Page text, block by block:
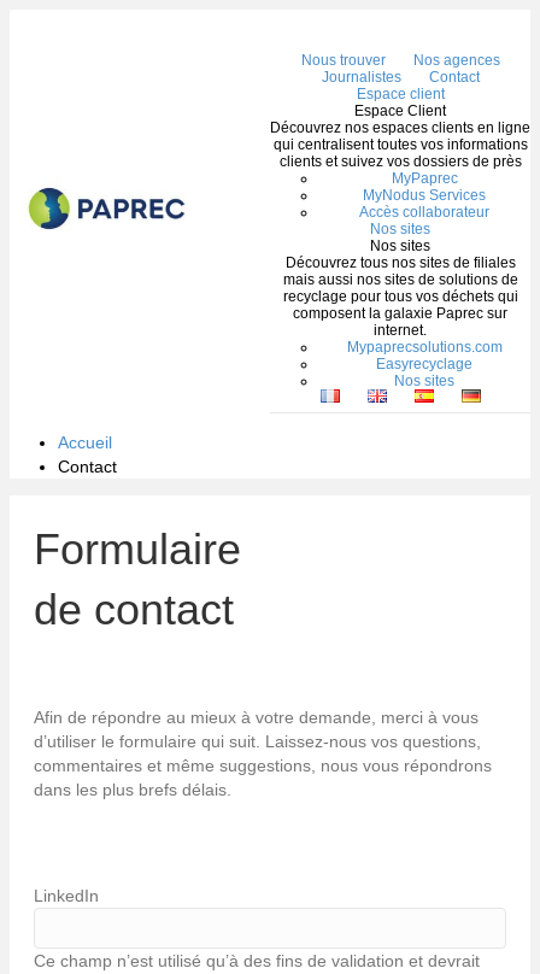
Nous trouver
Nos agences
Journalistes
Contact
Espace client
Espace Client
Découvrez nos espaces clients en ligne
qui centralisent toutes vos informations
clients et suivez vos dossiers de près
MyPaprec
MyNodus Services
Accès collaborateur
Nos sites
Nos sites
Découvrez tous nos sites de filiales
mais aussi nos sites de solutions de
recyclage pour tous vos déchets qui
composent la galaxie Paprec sur
internet.
Mypaprecsolutions.com
Easyrecyclage
Nos sites
Accueil
Contact
Formulaire
de contact
Afin de répondre au mieux à votre demande, merci à vous
d’utiliser le formulaire qui suit. Laissez-nous vos questions,
commentaires et même suggestions, nous vous répondrons
dans les plus brefs délais.
LinkedIn
Ce champ n’est utilisé qu’à des fins de validation et devrait